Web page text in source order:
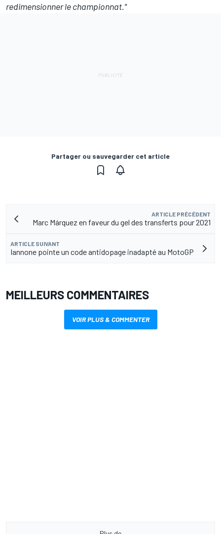
redimensionner le championnat."
Partager ou sauvegarder cet article
ARTICLE PRÉCÉDENT
Marc Márquez en faveur du gel des transferts pour 2021
ARTICLE SUIVANT
Iannone pointe un code antidopage inadapté au MotoGP
MEILLEURS COMMENTAIRES
VOIR PLUS & COMMENTER